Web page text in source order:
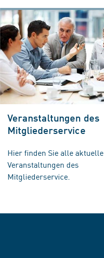
Veranstaltungen des
Mitgliederservice
Hier finden Sie alle aktuelle
Veranstaltungen des
Mitgliederservice.